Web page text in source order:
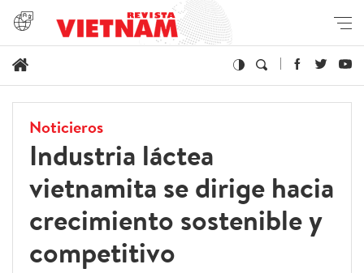
Noticieros
Industria láctea
vietnamita se dirige hacia
crecimiento sostenible y
competitivo